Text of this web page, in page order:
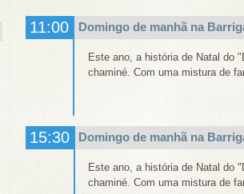
11:00 Domingo de manhã na
Este ano, a história de Natal do
chaminé. Com uma mistura de
15:30 Domingo de manhã na
Este ano, a história de Natal do
chaminé. Com uma mistura de